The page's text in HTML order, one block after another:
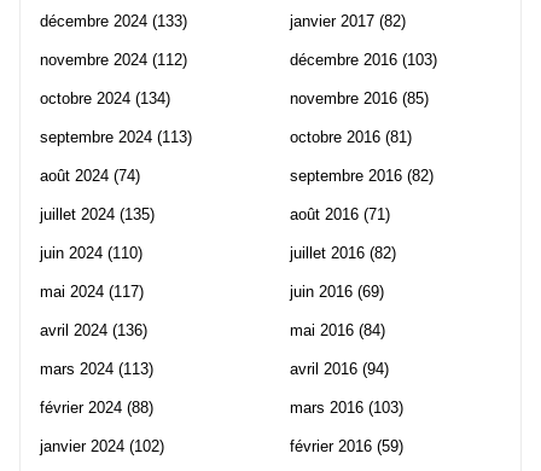
décembre 2024 (133)
novembre 2024 (112)
octobre 2024 (134)
septembre 2024 (113)
août 2024 (74)
juillet 2024 (135)
juin 2024 (110)
mai 2024 (117)
avril 2024 (136)
mars 2024 (113)
février 2024 (88)
janvier 2024 (102)
janvier 2017 (82)
décembre 2016 (103)
novembre 2016 (85)
octobre 2016 (81)
septembre 2016 (82)
août 2016 (71)
juillet 2016 (82)
juin 2016 (69)
mai 2016 (84)
avril 2016 (94)
mars 2016 (103)
février 2016 (59)